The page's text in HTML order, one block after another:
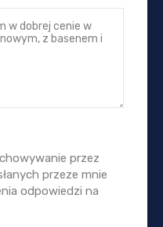
przez
przeze mnie
odpowiedzi na